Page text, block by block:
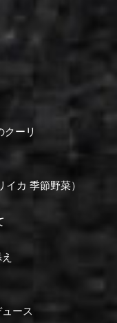
クーリ
イカ 季節野菜）
ース